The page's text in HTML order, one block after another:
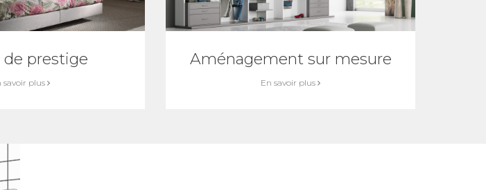
de prestige
savoir plus
Aménagement sur mesure
En savoir plus